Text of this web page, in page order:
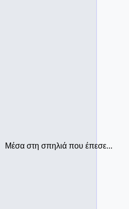
Μέσα στη σπηλιά που έπεσε...